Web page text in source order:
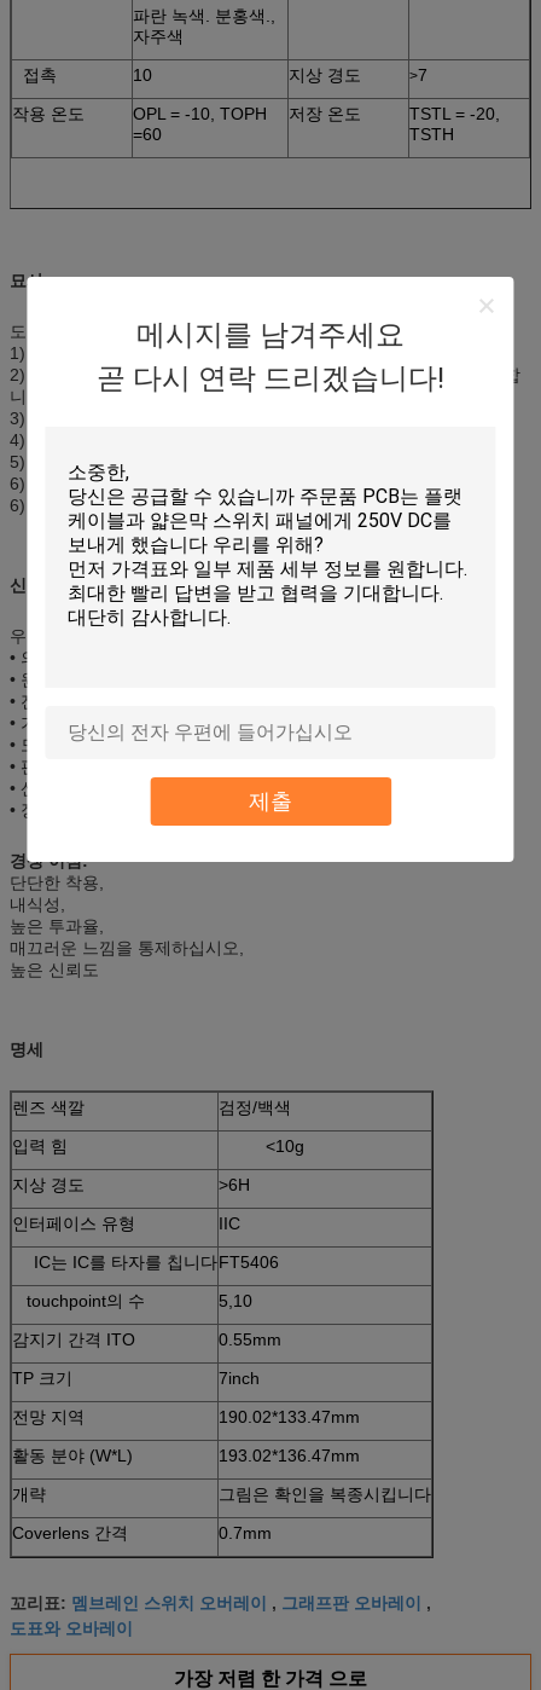
메시지를 남겨주세요
곧 다시 연락 드리겠습니다!
제출
파란 녹색. 분홍색.,
자주색
접촉 10 지상 경도 >7
작용 온도
OPL = -10, TOPH
=60
저장 온도
TSTL = -20,
TSTH
묘사:
도표 오바레이 위원회
1) 주문품 OEM/ODM
2) 정확한 실크 스크린 인쇄 오바레이는 터치스크린 위원회를 추가합
니다
3) 부자 색깔
4) 높은 sensity & 고품질
5) 친절한 환경
6) 완벽한 외면
6) 원료: 애완 동물 필름 overlay+ 접촉 위원회
신청:
우리의 막 스위치는 널리 이용됩니다에서:
• 의료 기기
• 원거리 통신 기구
• 전화망
• 가정용 전기 제품
• 도난 방지 시스템
• 판매 시점 기구
• 산업 통제
• 장난감
경쟁 이점:
단단한 착용,
내식성,
높은 투과율,
매끄러운 느낌을 통제하십시오,
높은 신뢰도
명세
렌즈 색깔
검정/백색
입력 힘
<10g
지상 경도
>6H
인터페이스 유형
IIC
IC는 IC를 타자를 칩니다FT5406
touchpoint의 수
5,10
감지기 간격 ITO
0.55mm
TP 크기
7inch
전망 지역
190.02*133.47mm
활동 분야 (W*L)
193.02*136.47mm
개략
그림은 확인을 복종시킵니다
Coverlens 간격
0.7mm
꼬리표: 멤브레인 스위치 오버레이 , 그래프판 오바레이 ,
도표와 오바레이
가장 저렴 한 가격 으로